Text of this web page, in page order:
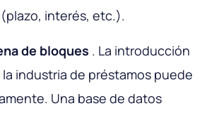
interés, etc.).
de bloques . La introducción
industria de préstamos puede
Una base de datos